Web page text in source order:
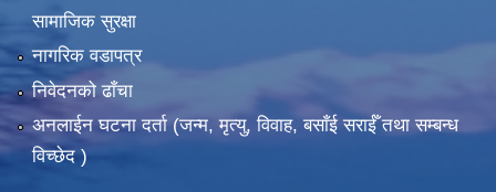
सामाजिक सुरक्षा
नागरिक वडापत्र
निवेदनको ढाँचा
अनलाईन घटना दर्ता (जन्म, मृत्यु, विवाह, बसाँई सराईँ तथा सम्बन्ध
विच्छेद )